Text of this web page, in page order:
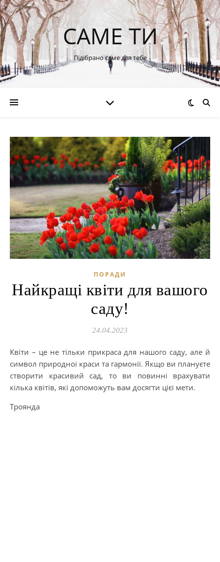
САМЕ ТИ
Підібрано саме для тебе
ПОРАДИ
Найкращі квіти для вашого
саду!
24.04.2023
Квіти – це не тільки прикраса для нашого саду, але й
символ природної краси та гармонії. Якщо ви плануєте
створити красивий сад, то ви повинні врахувати
кілька квітів, які допоможуть вам досягти цієї мети.
Троянда